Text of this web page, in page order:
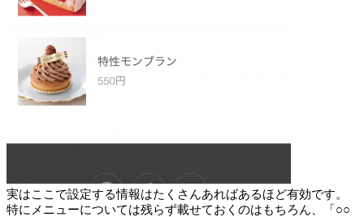
実はここで設定する情報はたくさんあればあるほど有効です。
特にメニューについては残らず載せておくのはもちろん、「 ○○